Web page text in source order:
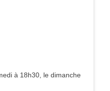
à 18h30, le dimanche